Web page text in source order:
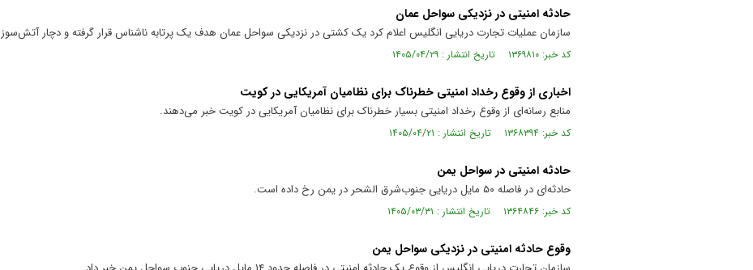
حادثه امنیتی در نزدیکی سواحل عمان
سازمان عملیات تجارت دریایی انگلیس اعلام کرد یک کشتی در نزدیکی سواحل عمان هدف یک پرتابه ناشناس قرار گرفته و دچار
کد خبر: ۱۳۶۹۸۱۰ تاریخ انتشار : ۱۴۰۵/۰۴/۲۹
اخباری از وقوع رخداد امنیتی خطرناک برای نظامیان آمریکایی در کویت
منابع رسانه‌ای از وقوع رخداد امنیتی بسیار خطرناک برای نظامیان آمریکایی در کویت خبر می‌دهند.
کد خبر: ۱۳۶۸۳۹۴ تاریخ انتشار : ۱۴۰۵/۰۴/۲۱
حادثه امنیتی در سواحل یمن
حادثه‌ای در فاصله ۵۰ مایل دریایی جنوب‌شرق الشحر در یمن رخ داده است.
کد خبر: ۱۳۶۴۸۴۶ تاریخ انتشار : ۱۴۰۵/۰۳/۳۱
وقوع حادثه امنیتی در نزدیکی سواحل یمن